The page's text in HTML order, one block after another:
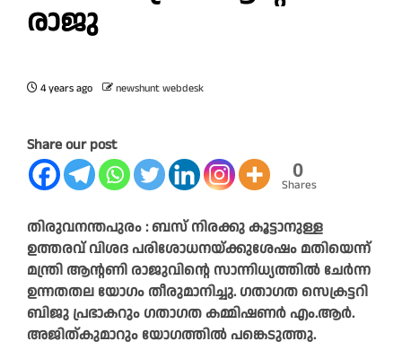
രാജു
4 years ago newshunt webdesk
Share our post
0
Shares
തിരുവനന്തപുരം : ബസ് നിരക്കു കൂട്ടാനുള്ള
ഉത്തരവ് വിശദ പരിശോധനയ്ക്കുശേഷം മതിയെന്ന്
മന്ത്രി ആന്റണി രാജുവിന്റെ സാന്നിധ്യത്തിൽ ചേർന്ന
ഉന്നതതല യോഗം തീരുമാനിച്ചു. ഗതാഗത സെക്രട്ടറി
ബിജു പ്രഭാകറും ഗതാഗത കമ്മിഷണർ എം.ആർ.
അജിത്കുമാറും യോഗത്തിൽ പങ്കെടുത്തു.